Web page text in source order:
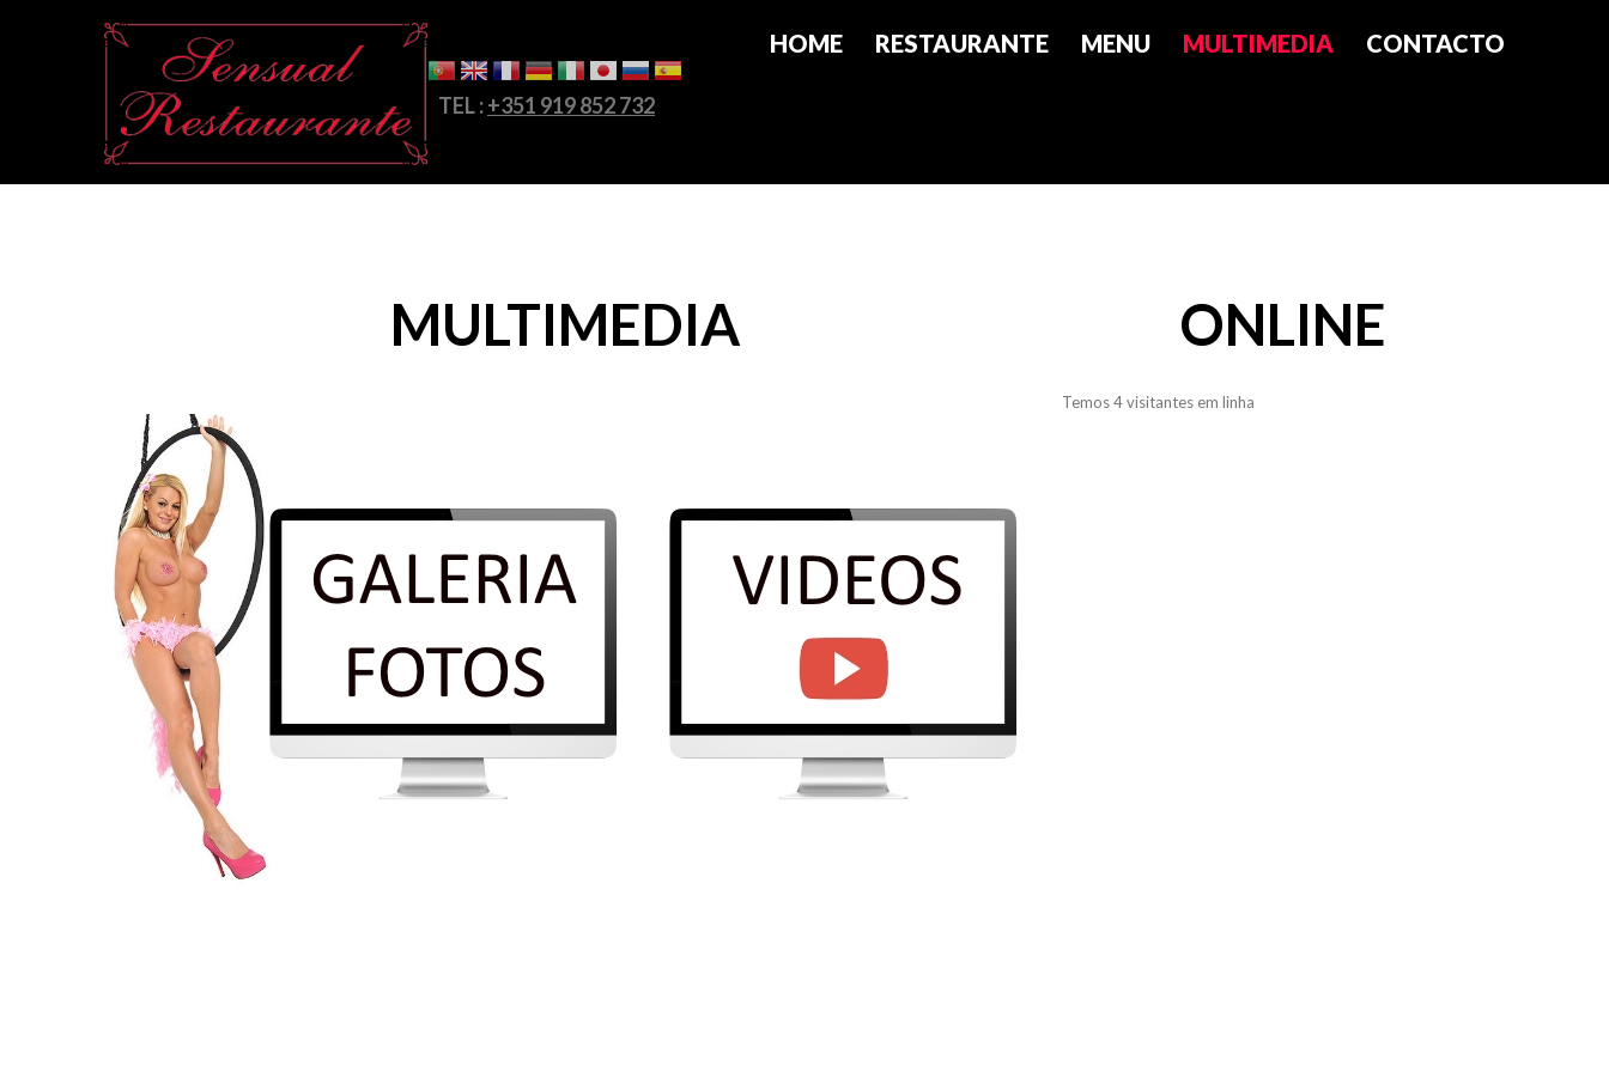
HOME RESTAURANTE MENU MULTIMEDIA CONTACTO
TEL :+351 919 852 732
MULTIMEDIA ONLINE
Temos 4 visitantes em linha